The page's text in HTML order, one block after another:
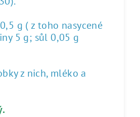
g ( z toho nasycené
5 g; sůl 0,05 g
z nich, mléko a